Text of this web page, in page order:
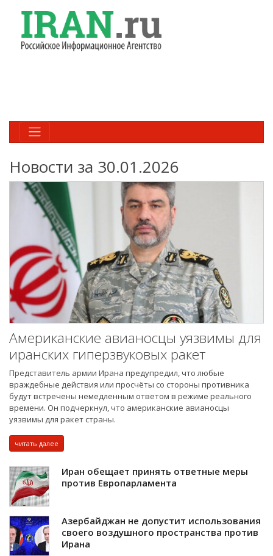
Новости за 30.01.2026
Американские авианосцы уязвимы для
иранских гиперзвуковых ракет
Представитель армии Ирана предупредил, что любые
враждебные действия или просчёты со стороны противника
будут встречены немедленным ответом в режиме реального
времени. Он подчеркнул, что американские авианосцы
уязвимы для ракет страны.
читать далее
Иран обещает принять ответные меры
против Европарламента
Азербайджан не допустит использования
своего воздушного пространства против
Ирана